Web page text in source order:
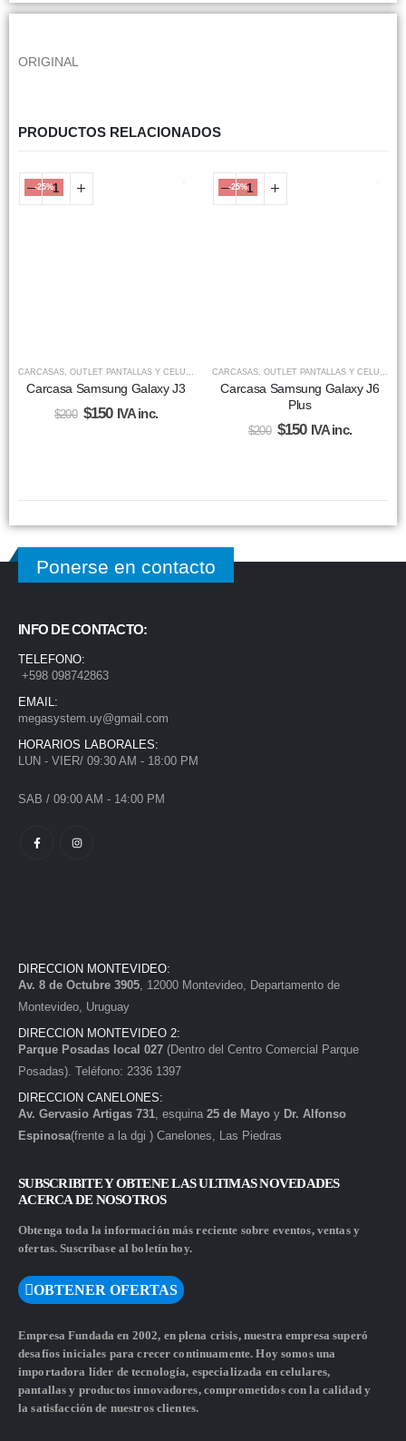
ORIGINAL
PRODUCTOS RELACIONADOS
-25%
CARCASAS OUTLET PANTALLAS Y CELULARES ,REPUESTOS
Carcasa Samsung Galaxy J3
$200 $150 IVA inc.
-25%
CARCASAS OUTLET PANTALLAS Y CELULARES
Carcasa Samsung Galaxy J6
Plus
$200 $150 IVA inc.
Ponerse en contacto
INFO DE CONTACTO:
TELEFONO:
+598 098742863
EMAIL:
megasystem.uy@gmail.com
HORARIOS LABORALES:
LUN - VIER/ 09:30 AM - 18:00 PM
SAB / 09:00 AM - 14:00 PM
DIRECCION MONTEVIDEO:
Av. 8 de Octubre 3905, 12000 Montevideo, Departamento de
Montevideo, Uruguay
DIRECCION MONTEVIDEO 2:
Parque Posadas local 027 (Dentro del Centro Comercial Parque
Posadas). Teléfono: 2336 1397
DIRECCION CANELONES:
Av. Gervasio Artigas 731, esquina 25 de Mayo y Dr. Alfonso
Espinosa(frente a la dgi ) Canelones, Las Piedras
SUBSCRIBITE Y OBTENE LAS ULTIMAS NOVEDADES
ACERCA DE NOSOTROS
Obtenga toda la información más reciente sobre eventos, ventas y
ofertas. Suscríbase al boletín hoy.
OBTENER OFERTAS
Empresa Fundada en 2002, en plena crisis, nuestra empresa superó
desafíos iniciales para crecer continuamente. Hoy somos una
importadora líder de tecnología, especializada en celulares,
pantallas y productos innovadores, comprometidos con la calidad y
la satisfacción de nuestros clientes.